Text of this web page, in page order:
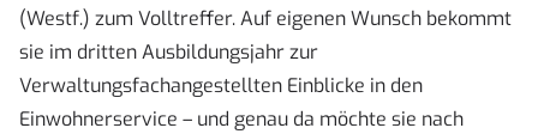
(Westf.) zum Volltreffer. Auf eigenen Wunsch bekommt
sie im dritten Ausbildungsjahr zur
Verwaltungsfachangestellten Einblicke in den
Einwohnerservice – und genau da möchte sie nach